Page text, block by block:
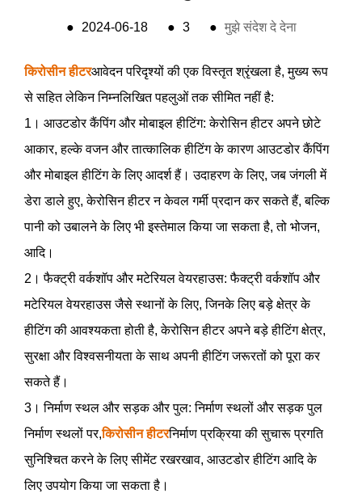
● 2024-06-18 ● 3 ● मुझे संदेश दे देना
किरोसीन हीटरआवेदन परिदृश्यों की एक विस्तृत श्रृंखला है, मुख्य रूप
से सहित लेकिन निम्नलिखित पहलुओं तक सीमित नहीं है:
1। आउटडोर कैंपिंग और मोबाइल हीटिंग: केरोसिन हीटर अपने छोटे
आकार, हल्के वजन और तात्कालिक हीटिंग के कारण आउटडोर कैंपिंग
और मोबाइल हीटिंग के लिए आदर्श हैं। उदाहरण के लिए, जब जंगली में
डेरा डाले हुए, केरोसिन हीटर न केवल गर्मी प्रदान कर सकते हैं, बल्कि
पानी को उबालने के लिए भी इस्तेमाल किया जा सकता है, तो भोजन,
आदि।
2। फैक्ट्री वर्कशॉप और मटेरियल वेयरहाउस: फैक्ट्री वर्कशॉप और
मटेरियल वेयरहाउस जैसे स्थानों के लिए, जिनके लिए बड़े क्षेत्र के
हीटिंग की आवश्यकता होती है, केरोसिन हीटर अपने बड़े हीटिंग क्षेत्र,
सुरक्षा और विश्वसनीयता के साथ अपनी हीटिंग जरूरतों को पूरा कर
सकते हैं।
3। निर्माण स्थल और सड़क और पुल: निर्माण स्थलों और सड़क पुल
निर्माण स्थलों पर,किरोसीन हीटरनिर्माण प्रक्रिया की सुचारू प्रगति
सुनिश्चित करने के लिए सीमेंट रखरखाव, आउटडोर हीटिंग आदि के
लिए उपयोग किया जा सकता है।